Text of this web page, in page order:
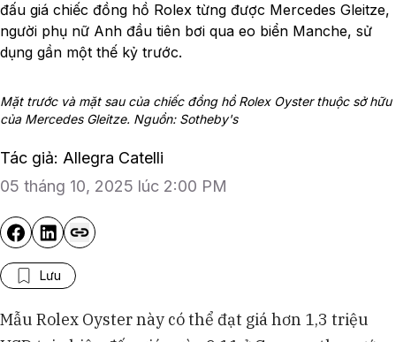
đấu giá chiếc đồng hồ Rolex từng được Mercedes Gleitze,
người phụ nữ Anh đầu tiên bơi qua eo biển Manche, sử
dụng gần một thế kỷ trước.
Mặt trước và mặt sau của chiếc đồng hồ Rolex Oyster thuộc sở hữu
của Mercedes Gleitze. Nguồn: Sotheby's
Tác giả: Allegra Catelli
05 tháng 10, 2025 lúc 2:00 PM
Lưu
Mẫu Rolex Oyster này có thể đạt giá hơn 1,3 triệu